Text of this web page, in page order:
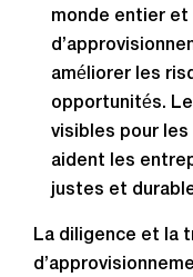
monde entier et
améliorer les
opportunités.
visibles pour
aident les
justes et
La diligence et la